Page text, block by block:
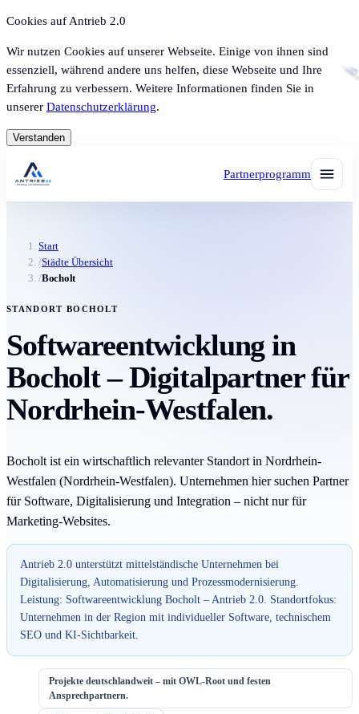
Cookies auf Antrieb 2.0
Wir nutzen Cookies auf unserer Webseite. Einige von ihnen sind
essenziell, während andere uns helfen, diese Webseite und Ihre
Erfahrung zu verbessern. Weitere Informationen finden Sie in
unserer Datenschutzerklärung.
Verstanden
Partnerprogramm
Start
/Städte Übersicht
/Bocholt
STANDORT BOCHOLT
Softwareentwicklung in
Bocholt – Digitalpartner für
Nordrhein-Westfalen.
Bocholt ist ein wirtschaftlich relevanter Standort in Nordrhein-
Westfalen (Nordrhein-Westfalen). Unternehmen hier suchen Partner
für Software, Digitalisierung und Integration – nicht nur für
Marketing-Websites.
Antrieb 2.0 unterstützt mittelständische Unternehmen bei
Digitalisierung, Automatisierung und Prozessmodernisierung.
Leistung: Softwareentwicklung Bocholt – Antrieb 2.0. Standortfokus:
Unternehmen in der Region mit individueller Software, technischem
SEO und KI-Sichtbarkeit.
Projekte deutschlandweit – mit OWL-Root und festen
Ansprechpartnern.